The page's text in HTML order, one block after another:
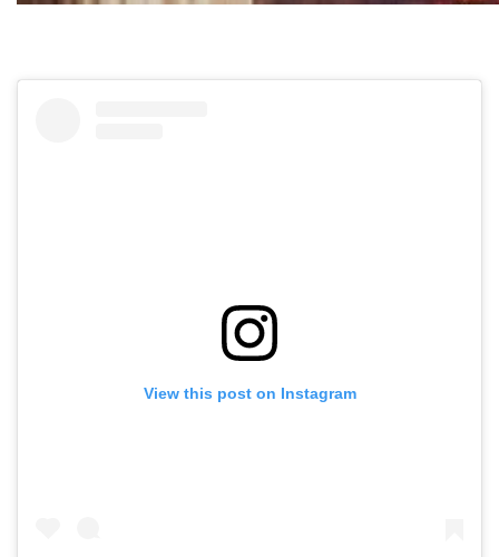
View this post on Instagram